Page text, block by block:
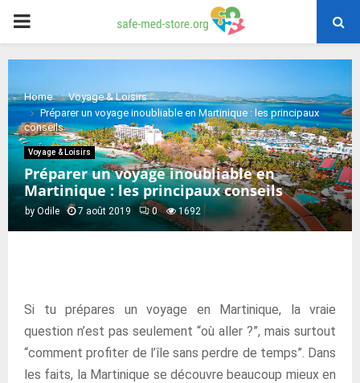
PRIMARY
MENU
Home
Voyage & Loisirs
Préparer un voyage inoubliable en Martinique : les principaux
conseils
Voyage & Loisirs
Préparer un voyage inoubliable en
Martinique : les principaux conseils
by Odile 7 août 2019 0 1692
Si tu prépares un voyage en Martinique, la vraie
question n’est pas seulement “où aller ?”, mais surtout
“comment profiter de l’île sans perdre de temps”. Dans
les faits, la Martinique se découvre beaucoup mieux en